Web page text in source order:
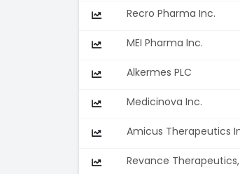
Recro Pharma Inc.
MEI Pharma Inc.
Alkermes PLC
Medicinova Inc.
Amicus Therapeutics
Revance